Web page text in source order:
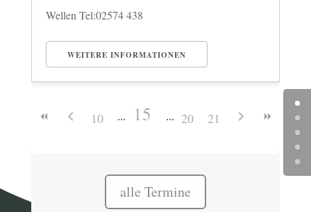
Wellen Tel:02574 438
WEITERE INFORMATIONEN
10 15 20 21
alle Termine